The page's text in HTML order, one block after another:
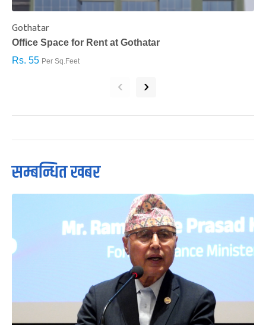
Gothatar
Office Space for Rent at Gothatar
Rs. 55 Per Sq.Feet
‹ ›
सम्बन्धित खबर